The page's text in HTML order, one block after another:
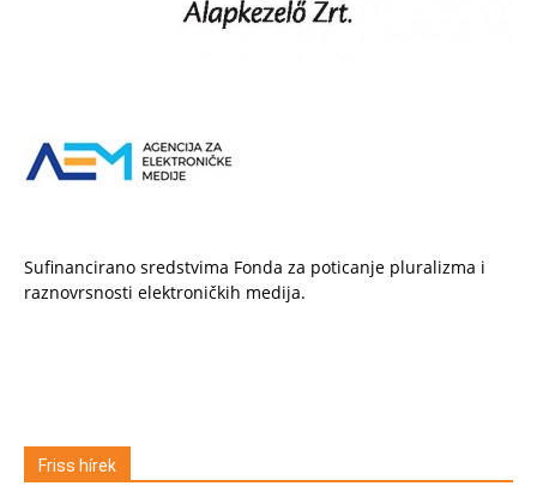
Sufinancirano sredstvima Fonda za poticanje pluralizma i
raznovrsnosti elektroničkih medija.
Friss hírek